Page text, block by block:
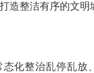
造整洁有序的文明
化整治乱停乱放